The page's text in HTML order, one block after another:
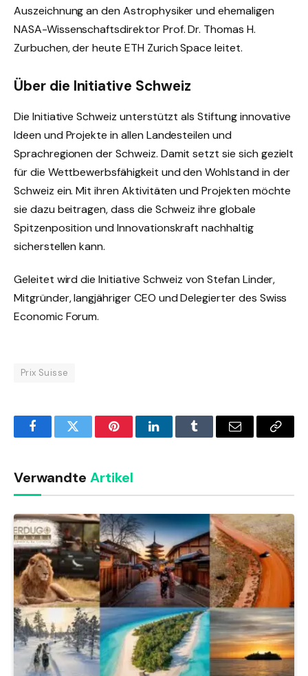
Auszeichnung an den Astrophysiker und ehemaligen
NASA-Wissenschaftsdirektor Prof. Dr. Thomas H.
Zurbuchen, der heute ETH Zurich Space leitet.
Über die Initiative Schweiz
Die Initiative Schweiz unterstützt als Stiftung innovative
Ideen und Projekte in allen Landesteilen und
Sprachregionen der Schweiz. Damit setzt sie sich gezielt
für die Wettbewerbsfähigkeit und den Wohlstand in der
Schweiz ein. Mit ihren Aktivitäten und Projekten möchte
sie dazu beitragen, dass die Schweiz ihre globale
Spitzenposition und Innovationskraft nachhaltig
sicherstellen kann.
Geleitet wird die Initiative Schweiz von Stefan Linder,
Mitgründer, langjähriger CEO und Delegierter des Swiss
Economic Forum.
Prix Suisse
FacebookTwitter PinterestLinkedInTumblr Email
Copy
Verwandte Artikel